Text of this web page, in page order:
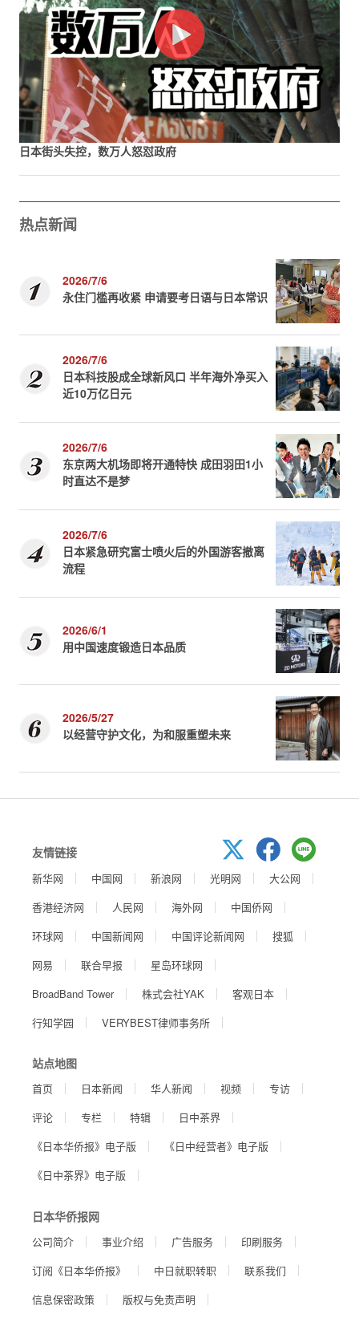
日本街头失控，数万人怒怼政府
热点新闻
2026/7/6
永住门槛再收紧 申请要考日语与日本常识
2026/7/6
日本科技股成全球新风口 半年海外净买入
近10万亿日元
2026/7/6
东京两大机场即将开通特快 成田羽田1小
时直达不是梦
2026/7/6
日本紧急研究富士喷火后的外国游客撤离
流程
2026/6/1
用中国速度锻造日本品质
2026/5/27
以经营守护文化，为和服重塑未来
友情链接
新华网 中国网 新浪网 光明网
大公网
香港经济网
人民网 海外网
中国侨网
环球网
中国新闻网 中国评论新闻网
搜狐
网易
联合早报
星岛环球网
BroadBand Tower
株式会社YAK
客观日本
行知学园
VERYBEST律师事务所
站点地图
首页 日本新闻 华人新闻 视频
专访
评论
专栏 特辑
日中茶界
《日本华侨报》电子版
《日中经营者》电子版
《日中茶界》电子版
日本华侨报网
公司简介 事业介绍 广告服务
印刷服务
订阅《日本华侨报》
中日就职转职
联系我们
信息保密政策
版权与免责声明